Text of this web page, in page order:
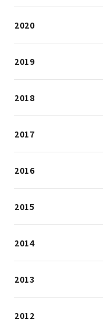
2020
2019
2018
2017
2016
2015
2014
2013
2012